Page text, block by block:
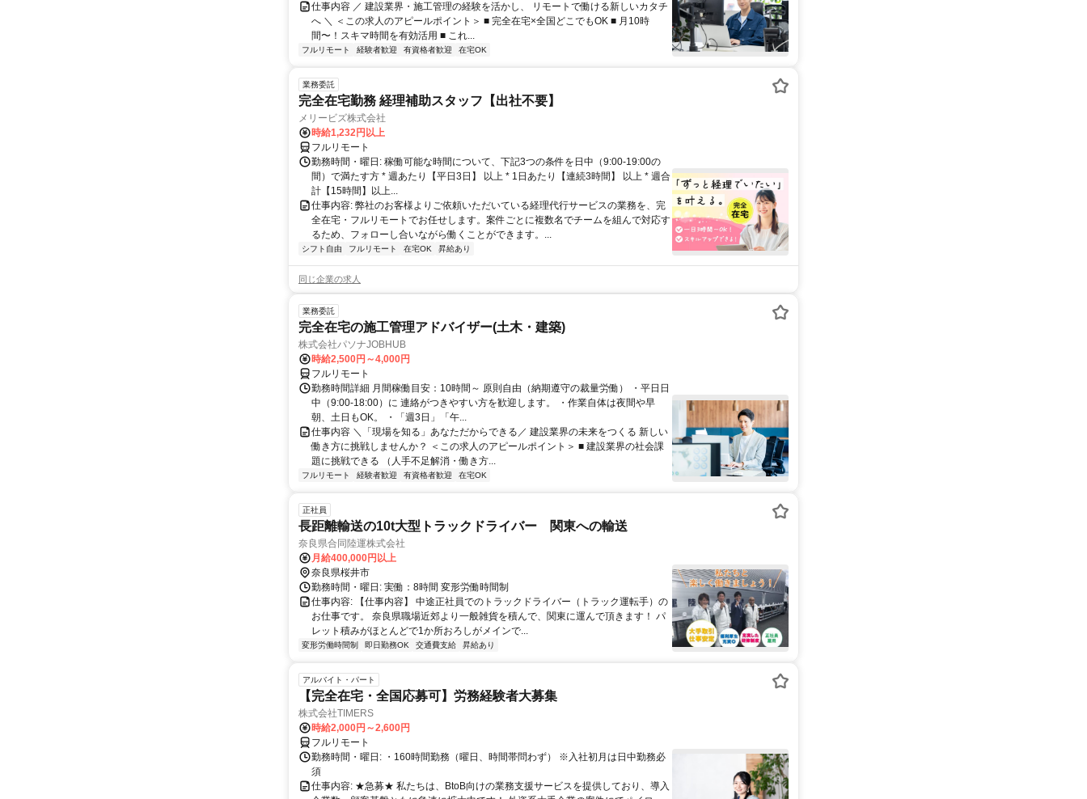
仕事内容 ／ 建設業界・施工管理の経験を活かし、 リモートで働ける新しいカタチ
へ ＼ ＜この求人のアピールポイント＞ ■ 完全在宅×全国どこでもOK ■ 月10時
間〜！スキマ時間を有効活用 ■ これ...
フルリモート 経験者歓迎 有資格者歓迎 在宅OK
業務委託
完全在宅勤務 経理補助スタッフ【出社不要】
メリービズ株式会社
時給1,232円以上
フルリモート
勤務時間・曜日: 稼働可能な時間について、下記3つの条件を日中（9:00-19:00の
間）で満たす方 * 週あたり【平日3日】 以上 * 1日あたり【連続3時間】 以上 * 週合
計【15時間】以上...
仕事内容: 弊社のお客様よりご依頼いただいている経理代行サービスの業務を、完
全在宅・フルリモートでお任せします。案件ごとに複数名でチームを組んで対応す
るため、フォローし合いながら働くことができます。...
シフト自由 フルリモート 在宅OK 昇給あり
同じ企業の求人
業務委託
完全在宅の施工管理アドバイザー(土木・建築)
株式会社パソナJOBHUB
時給2,500円～4,000円
フルリモート
勤務時間詳細 月間稼働目安：10時間～ 原則自由（納期遵守の裁量労働） ・平日日
中（9:00-18:00）に 連絡がつきやすい方を歓迎します。 ・作業自体は夜間や早
朝、土日もOK。 ・「週3日」「午...
仕事内容 ＼「現場を知る」あなただからできる／ 建設業界の未来をつくる 新しい
働き方に挑戦しませんか？ ＜この求人のアピールポイント＞ ■ 建設業界の社会課
題に挑戦できる （人手不足解消・働き方...
フルリモート 経験者歓迎 有資格者歓迎 在宅OK
正社員
長距離輸送の10t大型トラックドライバー 関東への輸送
奈良県合同陸運株式会社
月給400,000円以上
奈良県桜井市
勤務時間・曜日: 実働：8時間 変形労働時間制
仕事内容: 【仕事内容】 中途正社員でのトラックドライバー（トラック運転手）の
お仕事です。 奈良県職場近郊より一般雑貨を積んで、関東に運んで頂きます！ パ
レット積みがほとんどで1か所おろしがメインで...
変形労働時間制 即日勤務OK 交通費支給 昇給あり
アルバイト・パート
【完全在宅・全国応募可】労務経験者大募集
株式会社TIMERS
時給2,000円～2,600円
フルリモート
勤務時間・曜日: ・160時間勤務（曜日、時間帯問わず） ※入社初月は日中勤務必
須
仕事内容: ★急募★ 私たちは、BtoB向けの業務支援サービスを提供しており、導入